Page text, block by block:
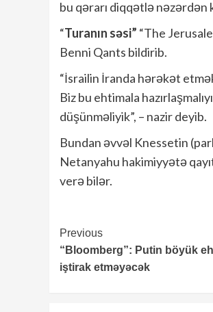
bu qərarı diqqətlə nəzərdən
“Turanın səsi” “The
Benni Qants bildirib.
“İsrailin İranda hərəkət etmək
Biz bu ehtimala
düşünməliyik”, – nazir deyib.
Bundan əvvəl Knessetin
Netanyahu hakimiyyətə
verə bilər.
Continue
Reading
Previous
“Bloomberg”: Putin böyük
iştirak etməyəcək